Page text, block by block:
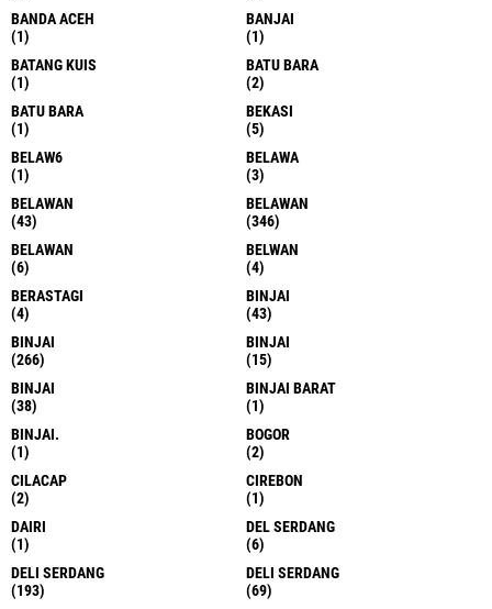
BANDA ACEH
(1)
BANJAI
(1)
BATANG KUIS
(1)
BATU BARA
(2)
BATU BARA
(1)
BEKASI
(5)
BELAW6
(1)
BELAWA
(3)
BELAWAN
(43)
BELAWAN
(346)
BELAWAN
(6)
BELWAN
(4)
BERASTAGI
(4)
BINJAI
(43)
BINJAI
(266)
BINJAI
(15)
BINJAI
(38)
BINJAI BARAT
(1)
BINJAI.
(1)
BOGOR
(2)
CILACAP
(2)
CIREBON
(1)
DAIRI
(1)
DEL SERDANG
(6)
DELI SERDANG
(193)
DELI SERDANG
(69)